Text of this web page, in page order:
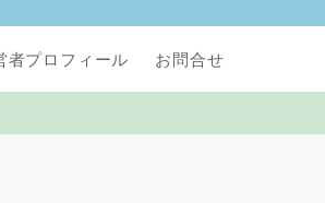
者プロフィール お問合せ